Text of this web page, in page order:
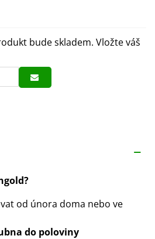
bude skladem. Vložte váš
od února doma nebo ve
do poloviny